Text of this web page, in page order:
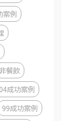
案例
非餐飲
成功案例
99成功案例